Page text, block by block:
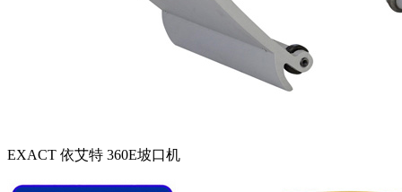
EXACT 依艾特 360E坡口机